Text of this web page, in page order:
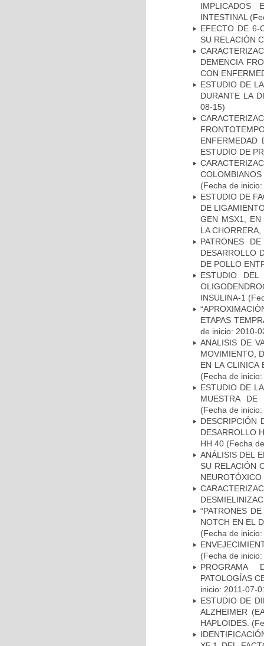
IMPLICADOS
INTESTINAL
EFECTO DE 6-
SU RELACIÓN
DEMENCIA
CON
ESTUDIO DE
DURANTE LA
08-15)
ENFERMEDAD
ESTUDIO DE
(Fecha de
ESTUDIO DE
DE
GEN MSX1, EN
LA
PATRONES
DESARROLLO
DE POLLO
ESTUDIO
INSULINA-1
ETAPAS
de inicio: 2010-
ANALISIS DE
MOVIMIENTO,
EN LA CLINICA
(Fecha de
ESTUDIO DE
MUESTRA DE
(Fecha de
DESCRIPCIÓN
DESARROLLO
HH 40 (Fecha
ANÁLISIS DEL
SU RELACIÓN
NEUROTÓXICO
“PATRONES
NOTCH EN EL
(Fecha de
(Fecha de
PROGRAMA
PATOLOGÍAS
inicio: 2011-07-
ESTUDIO DE
ALZHEIMER
HAPLOIDES.